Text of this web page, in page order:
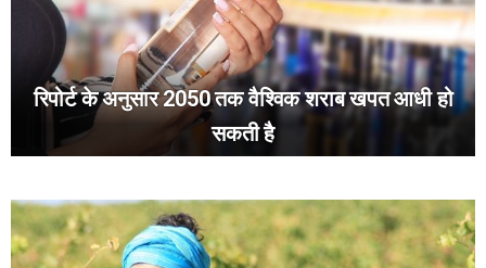
रिपोर्ट के अनुसार 2050 तक वैश्विक शराब खपत आधी हो
सकती है